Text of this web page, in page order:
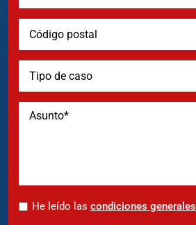
* He leído las condiciones generales